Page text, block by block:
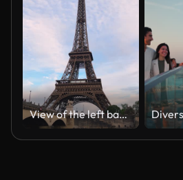
View of the left bank of the Seine River, the Eiffel Tower, boats sailing on the river, the Quai Jacques-Chirac embankment and Pont d'Iena, Jena Bridge spanning the River Seine of Paris, France.